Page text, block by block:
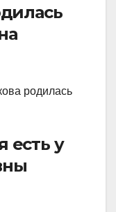
родилась
есть у